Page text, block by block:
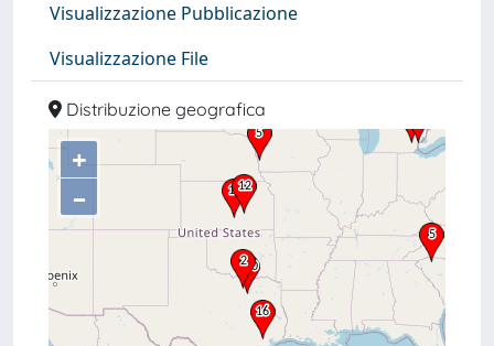
Visualizzazione Pubblicazione
Visualizzazione File
Distribuzione geografica
+
–